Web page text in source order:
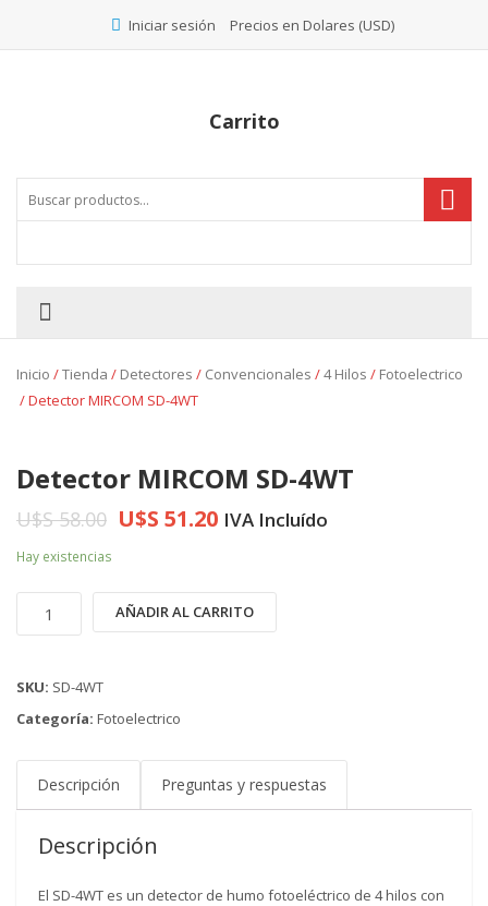
Iniciar sesión Precios en Dolares (USD)
Carrito
Inicio /Tienda / Detectores / Convencionales /4 Hilos / Fotoelectrico
/ Detector MIRCOM SD-4WT
Detector MIRCOM SD-4WT
U$S58.00 U$S 51.20 IVA Incluído
Hay existencias
MIRCOM
4WT
cantidad
AÑADIR AL CARRITO
SKU: SD-4WT
Categoría: Fotoelectrico
Descripción Preguntas y respuestas
Descripción
El SD-4WT es un detector de humo fotoeléctrico de 4 hilos con